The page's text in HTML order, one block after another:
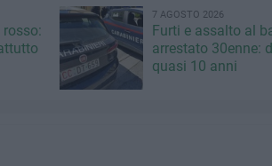
7 AGOSTO 2026
Furti e assalto al
arrestato 30enne:
quasi 10 anni